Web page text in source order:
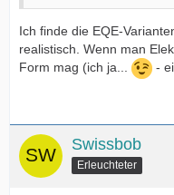
Ich finde die EQE-
realistisch. Wenn man
Form mag (ich ja...
-
Swissbob
Erleuchteter